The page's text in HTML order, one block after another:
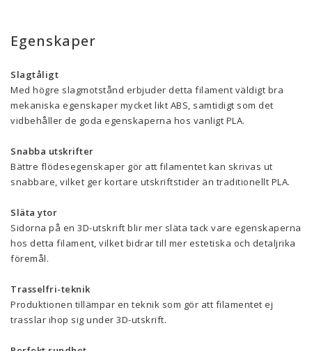
Egenskaper
Slagtåligt
Med högre slagmotstånd erbjuder detta filament väldigt bra
mekaniska egenskaper mycket likt ABS, samtidigt som det
vidbehåller de goda egenskaperna hos vanligt PLA.
Snabba utskrifter
Bättre flödesegenskaper gör att filamentet kan skrivas ut
snabbare, vilket ger kortare utskriftstider än traditionellt PLA.
Släta ytor
Sidorna på en 3D-utskrift blir mer släta tack vare egenskaperna
hos detta filament, vilket bidrar till mer estetiska och detaljrika
föremål.
Trasselfri-teknik
Produktionen tillämpar en teknik som gör att filamentet ej
trasslar ihop sig under 3D-utskrift.